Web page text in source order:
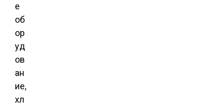
е
об
ор
уд
ов
ан
ие,
хл